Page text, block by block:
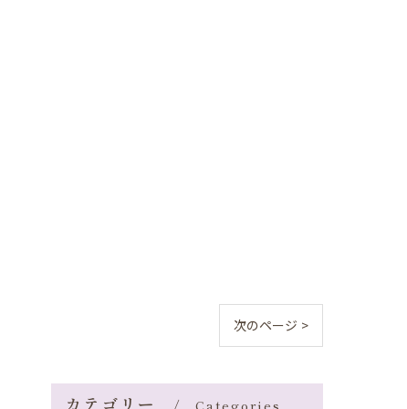
次のページ >
カテゴリー Categories